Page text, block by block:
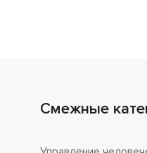
Смежные